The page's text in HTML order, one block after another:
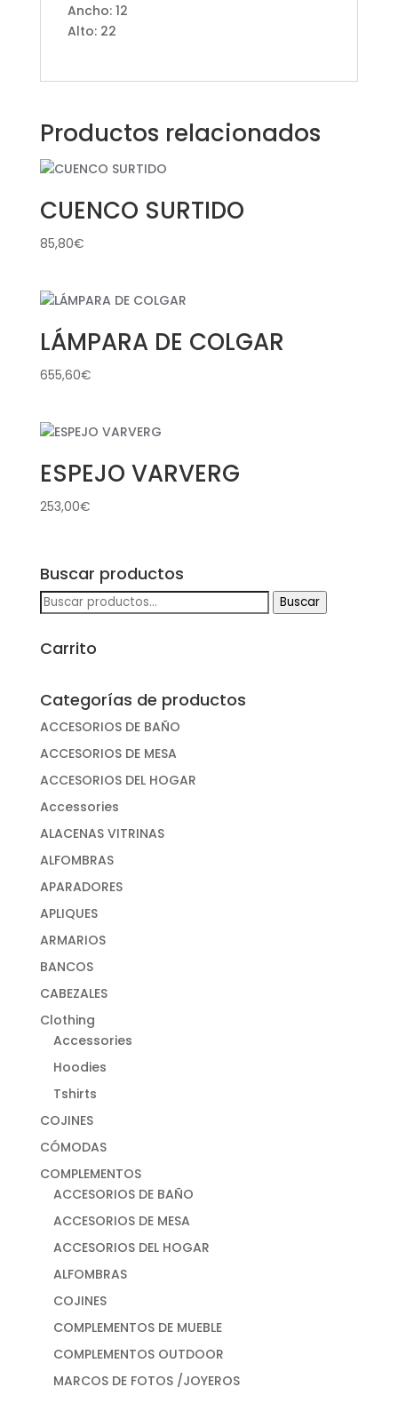
Ancho: 12
Alto: 22
Productos relacionados
CUENCO SURTIDO
85,80€
LÁMPARA DE COLGAR
655,60€
ESPEJO VARVERG
253,00€
Buscar productos
Buscar
Buscar
Carrito
Categorías de productos
ACCESORIOS DE BAÑO
ACCESORIOS DE MESA
ACCESORIOS DEL HOGAR
Accessories
ALACENAS VITRINAS
ALFOMBRAS
APARADORES
APLIQUES
ARMARIOS
BANCOS
CABEZALES
Clothing
Accessories
Hoodies
Tshirts
COJINES
CÓMODAS
COMPLEMENTOS
ACCESORIOS DE BAÑO
ACCESORIOS DE MESA
ACCESORIOS DEL HOGAR
ALFOMBRAS
COJINES
COMPLEMENTOS DE MUEBLE
COMPLEMENTOS OUTDOOR
MARCOS DE FOTOS /JOYEROS